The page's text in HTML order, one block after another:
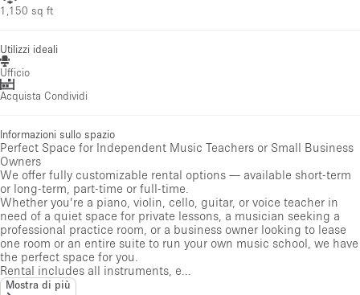
1,150 sq ft
Utilizzi ideali
Ufficio
Acquista Condividi
Informazioni sullo spazio
Perfect Space for Independent Music Teachers or Small Business
Owners
We offer fully customizable rental options — available short-term
or long-term, part-time or full-time.
Whether you’re a piano, violin, cello, guitar, or voice teacher in
need of a quiet space for private lessons, a musician seeking a
professional practice room, or a business owner looking to lease
one room or an entire suite to run your own music school, we have
the perfect space for you.
Rental includes all instruments, e...
Mostra di più